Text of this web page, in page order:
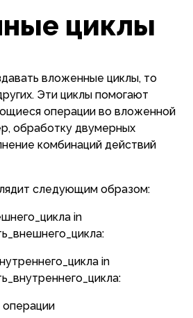
циклы
вложенные циклы, то
Эти циклы помогают
операции во вложенной
обработку двумерных
комбинаций действий
следующим образом:
in
in